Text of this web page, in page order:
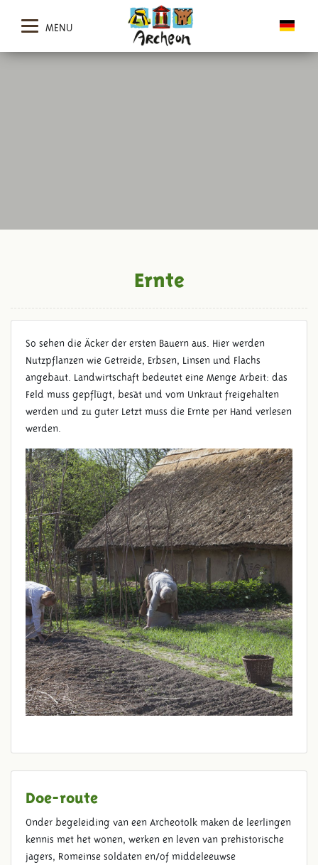
MENU
Ernte
So sehen die Äcker der ersten Bauern aus. Hier werden
Nutzpflanzen wie Getreide, Erbsen, Linsen und Flachs
angebaut. Landwirtschaft bedeutet eine Menge Arbeit: das
Feld muss gepflügt, besät und vom Unkraut freigehalten
werden und zu guter Letzt muss die Ernte per Hand verlesen
werden.
Doe-route
Onder begeleiding van een Archeotolk maken de leerlingen
kennis met het wonen, werken en leven van prehistorische
jagers, Romeinse soldaten en/of middeleeuwse